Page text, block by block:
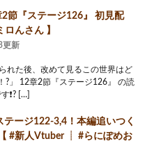
2節『ステージ126』 初見配
んさん 】
更新
られた後、改めて見るこの世界はど
?」 12章2節『ステージ126』 の読
❗? […]
テージ122-3,4！本編追いつく
#新人Vtuber ┊ #らにぽめお